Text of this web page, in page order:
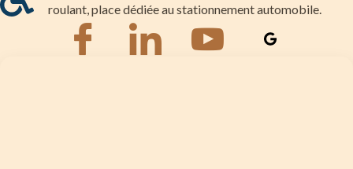
roulant, place dédiée au stationnement automobile.